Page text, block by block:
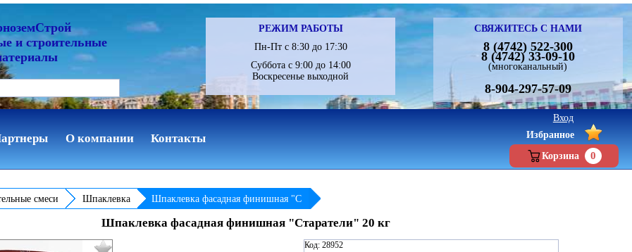
и строительные
СВЯЖИТЕСЬ С НАМИ
8 (4742) 522-300
8 (4742) 33-09-10
(многоканальный)
8-904-297-57-09
РЕЖИМ РАБОТЫ
Пн-Пт с 8:30 до 17:30
Суббота с 9:00 до 14:00
Воскресенье выходной
О компании Контакты
Избранное
Корзина
0
Вход
смеси Шпаклевка Шпаклевка фасадная финишная "С
Шпаклевка фасадная финишная "Старатели" 20 кг
Код: 28952